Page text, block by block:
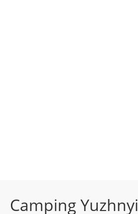
Camping Yuzhnyi